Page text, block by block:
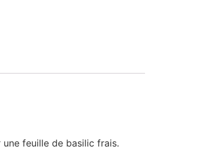
feuille de basilic frais.